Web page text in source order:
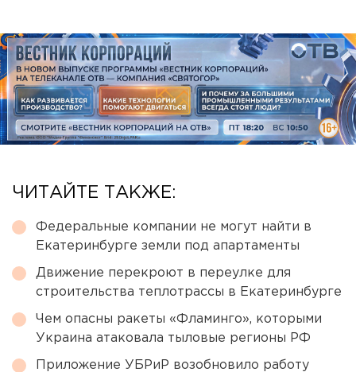
ЧИТАЙТЕ ТАКЖЕ:
Федеральные компании не могут найти в
Екатеринбурге земли под апартаменты
Движение перекроют в переулке для
строительства теплотрассы в Екатеринбурге
Чем опасны ракеты «Фламинго», которыми
Украина атаковала тыловые регионы РФ
Приложение УБРиР возобновило работу